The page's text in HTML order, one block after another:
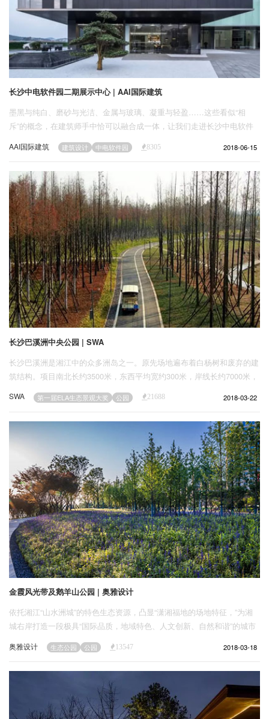
关于我们
联系我们
长沙中电软件园二期展示中心 | AAI国际建筑
墨黑与纯白、磨砂与光洁、金属与玻璃、凝重与轻盈……这些看似“相
斥”的概念，在建筑师手中恰可以融合成一体，让我们走进长沙中电软件
园展示中心，一起了解建筑师如何像魔术师一样，将这些元素打造成相融
相生的建筑设计作品。
AAI国际建筑 建筑设计 中电软件园 8305 2018-06-15
长沙巴溪洲中央公园 | SWA
长沙巴溪洲是湘江中的众多洲岛之一。原先场地遍布着白杨树和废弃的建
筑结构。项目南北长约3500米，东西平均宽约300米，岸线长约7000米，
以堤围环绕岛屿，使人们失去了亲水的体验，同时也阻断了岛屿与河流的
度的负面影响，其中包括生物多样性的减少。当地政府规划一处总长约2
英里（约3.22km）的侵蚀沙洲——巴溪洲作为长沙市的新中央公园。
SWA 第一届ELA生态景观大奖 公园 21688 2018-03-22
金霞风光带及鹅羊山公园 | 奥雅设计
依托湘江“山水洲城”的特色生态资源，凸显“潇湘福地的场地特征，”为湘
城右岸打造一段极具“国际品质，地域特色、人文创新、自然和谐”的城市
游憩新体验！使金霞风光带成为集生态自然、游览、教育、健身、休闲、
展示于一体的长沙新型滨水空间。21世纪的现代公园是机具活力的、互动
奥雅设计 生态公园 公园 13547 2018-03-18